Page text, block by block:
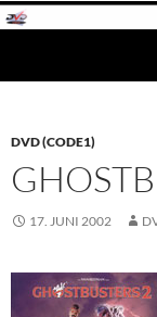
Zum
DVD (CODE1)
17. JUNI 2002